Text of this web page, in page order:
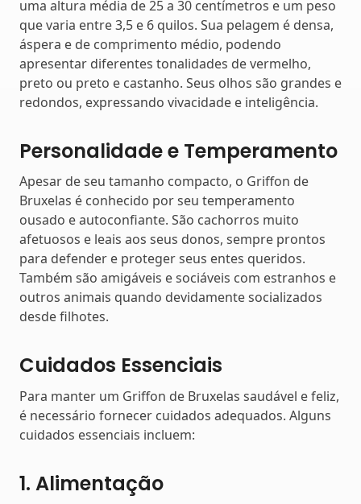
uma altura média de 25 a 30 centímetros e um peso
que varia entre 3,5 e 6 quilos. Sua pelagem é densa,
áspera e de comprimento médio, podendo
apresentar diferentes tonalidades de vermelho,
preto ou preto e castanho. Seus olhos são grandes e
redondos, expressando vivacidade e inteligência.
Personalidade e Temperamento
Apesar de seu tamanho compacto, o Griffon de
Bruxelas é conhecido por seu temperamento
ousado e autoconfiante. São cachorros muito
afetuosos e leais aos seus donos, sempre prontos
para defender e proteger seus entes queridos.
Também são amigáveis e sociáveis com estranhos e
outros animais quando devidamente socializados
desde filhotes.
Cuidados Essenciais
Para manter um Griffon de Bruxelas saudável e feliz,
é necessário fornecer cuidados adequados. Alguns
cuidados essenciais incluem:
1. Alimentação